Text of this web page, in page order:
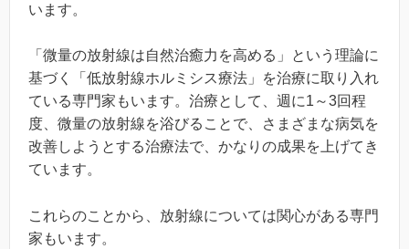
います。
「微量の放射線は自然治癒力を高める」という理論に
基づく「低放射線ホルミシス療法」を治療に取り入れ
ている専門家もいます。治療として、週に1～3回程
度、微量の放射線を浴びることで、さまざまな病気を
改善しようとする治療法で、かなりの成果を上げてき
ています。
これらのことから、放射線については関心がある専門
家もいます。